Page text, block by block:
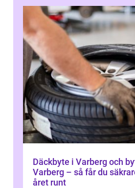
Däckbyte i Varberg och
Varberg – så får du
året runt